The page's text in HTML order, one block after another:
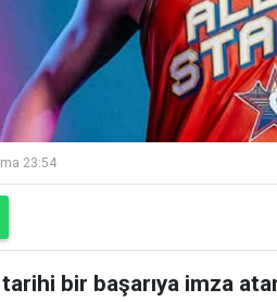
23:54
bir başarıya imza